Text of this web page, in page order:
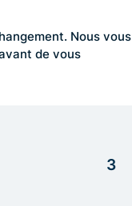
Nous vous
de vous
3